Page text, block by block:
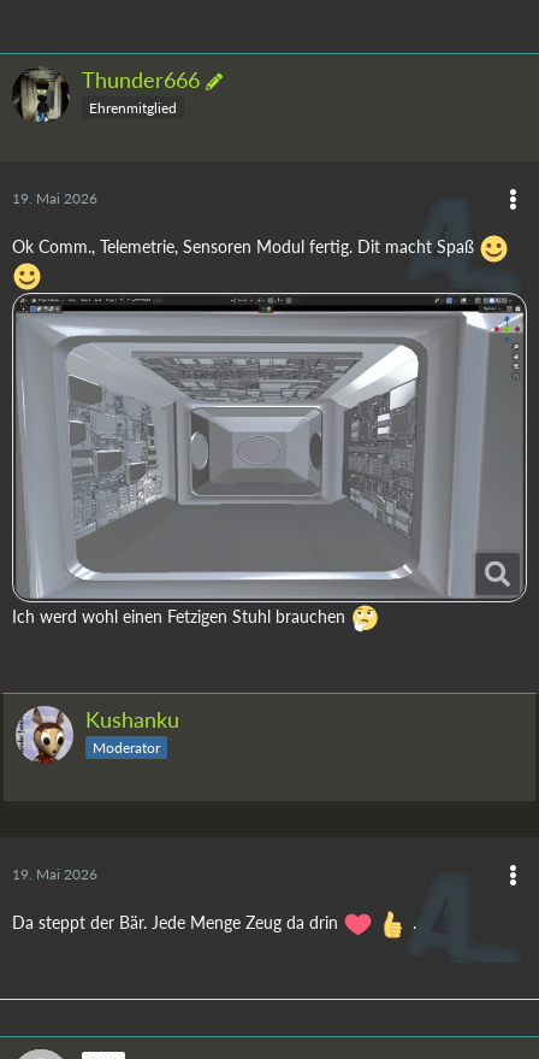
Thunder666
Ehrenmitglied
19. Mai 2026
Ok Comm., Telemetrie, Sensoren Modul fertig. Dit macht Spaß
Ich werd wohl einen Fetzigen Stuhl brauchen
Kushanku
Moderator
19. Mai 2026
Da steppt der Bär. Jede Menge Zeug da drin .